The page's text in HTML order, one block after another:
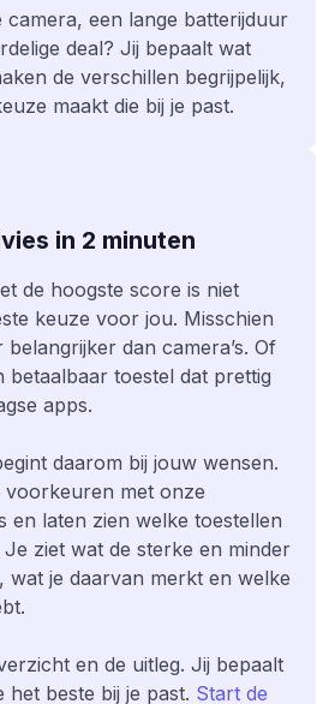
camera, een lange batterijduur
deal? Jij bepaalt wat
de verschillen begrijpelijk,
maakt die bij je past.
in 2 minuten
de hoogste score is niet
keuze voor jou. Misschien
dan camera’s. Of
betaalbaar toestel dat prettig
apps.
daarom bij jouw wensen.
voorkeuren met onze
en laten zien welke toestellen
ziet wat de sterke en minder
wat je daarvan merkt en welke
en de uitleg. Jij bepaalt
beste bij je past. Start de